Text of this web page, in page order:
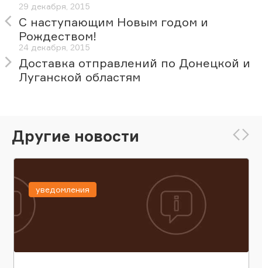
29 декабря, 2015
С наступающим Новым годом и
Рождеством!
24 декабря, 2015
Доставка отправлений по Донецкой и
Луганской областям
Другие новости
уведомления